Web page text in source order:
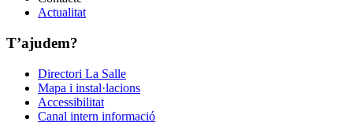
Actualitat
T’ajudem?
Directori La Salle
Mapa i instal·lacions
Accessibilitat
Canal intern informació